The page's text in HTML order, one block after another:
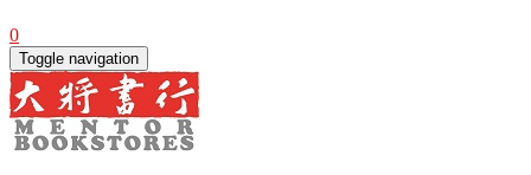
0
Toggle navigation